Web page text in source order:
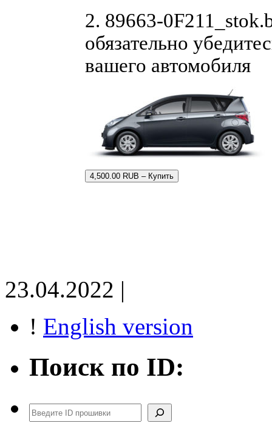
2. 89663-
обязательно
вашего автомобиля
4,500.00 RUB – Купить
23.04.2022 |
! English version
Поиск по ID:
Поиск